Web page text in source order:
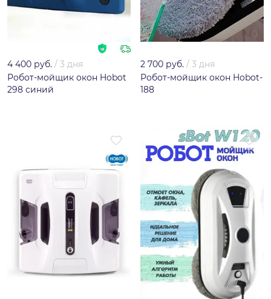
4 400 руб. / 3 дня
Робот-мойщик окон Hobot
298 синий
2 700 руб. / 3 дня
Робот-мойщик окон Hobot-
188